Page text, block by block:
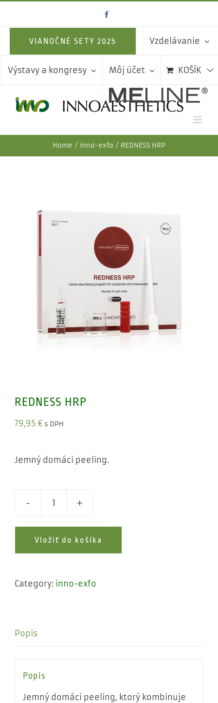
contentVIANOČNÉ SETY 2025 Vzdelávanie
Výstavy a kongresy Môj účet KOŠÍK
Home inno-exfo REDNESS HRP
REDNESS HRP
79,95 € s DPH
Jemný domáci peeling.
HRP
quantity
Vložiť do košíka
Category: inno-exfo
Popis
Popis
Jemný domáci peeling, ktorý kombinuje